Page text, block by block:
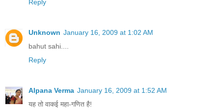
Reply
Unknown January 16, 2009 at 1:02 AM
bahut sahi....
Reply
Alpana Verma January 16, 2009 at 1:52 AM
यह तो वाकई महा-गणित है!